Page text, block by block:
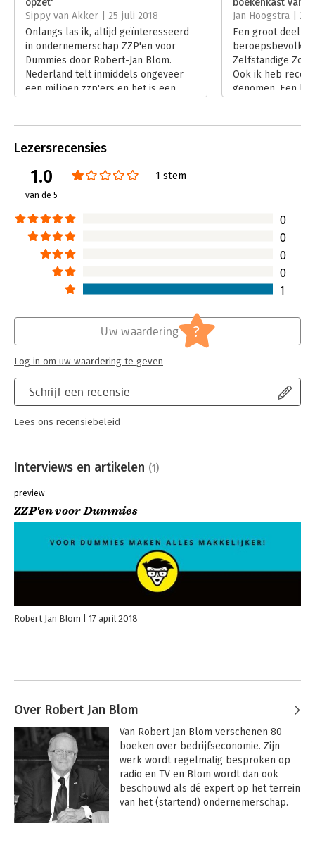
Hoofdrubriek:
Ondernemen
Serie:
Dummies (Nederlandstalig)
Sippy van Akker | 25 juli 2018
Onlangs las ik, altijd geïnteresseerd
in ondernemerschap ZZP'en voor
Dummies door Robert-Jan Blom.
Nederland telt inmiddels ongeveer
een miljoen zzp'ers en het is een
Jan Hoogstra | 28
Een groot deel
Zelfstandige
Ook ik heb
genomen. Een
Lezersrecensies
1.0
van de 5
1 stem
0
0
0
0
1
Schrijf een recensie
Lees ons recensiebeleid
Uw waardering ?
Log in om uw waardering te geven
Interviews en artikelen (1)
preview
ZZP'en voor Dummies
Robert Jan Blom 17 april 2018
Over Robert Jan Blom
Van Robert Jan Blom verschenen 80
boeken over bedrijfseconomie. Zijn
werk wordt regelmatig besproken op
radio en TV en Blom wordt dan ook
beschouwd als dé expert op het terrein
van het (startend) ondernemerschap.
Andere boeken door Robert Jan